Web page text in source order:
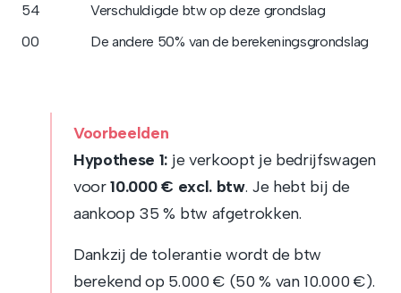
54
Verschuldigde btw op deze grondslag
00
De andere 50% van de berekeningsgrondslag
Voorbeelden
Hypothese 1: je verkoopt je bedrijfswagen
voor10.000 € excl. btw. Je hebt bij de
aankoop 35 % btw afgetrokken.
Dankzij de tolerantie wordt de btw
berekend op 5.000 € (50 % van 10.000 €).